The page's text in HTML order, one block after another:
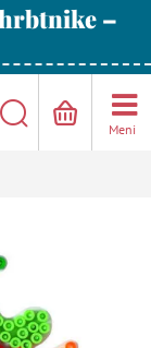
–
Meni